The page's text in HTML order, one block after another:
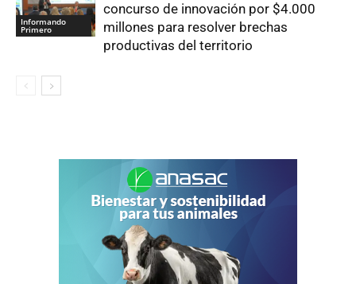
Informando
Primero
concurso de innovación por $4.000
millones para resolver brechas
productivas del territorio